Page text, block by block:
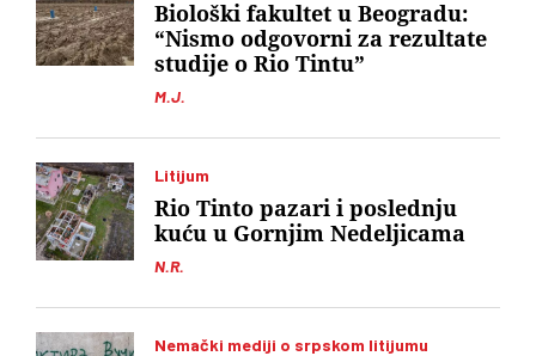
M.J.
Biološki fakultet u Beogradu:
“Nismo odgovorni za rezultate
studije o Rio Tintu”
Litijum
N.R.
Rio Tinto pazari i poslednju
kuću u Gornjim Nedeljicama
Nemački mediji o srpskom litijumu